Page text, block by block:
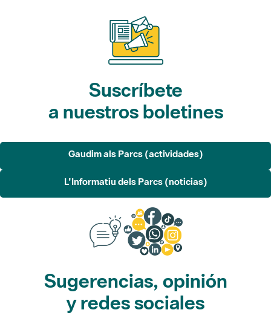
Suscríbete
a nuestros boletines
Gaudim als Parcs (actividades)
L'Informatiu dels Parcs (noticias)
Sugerencias, opinión
y redes sociales